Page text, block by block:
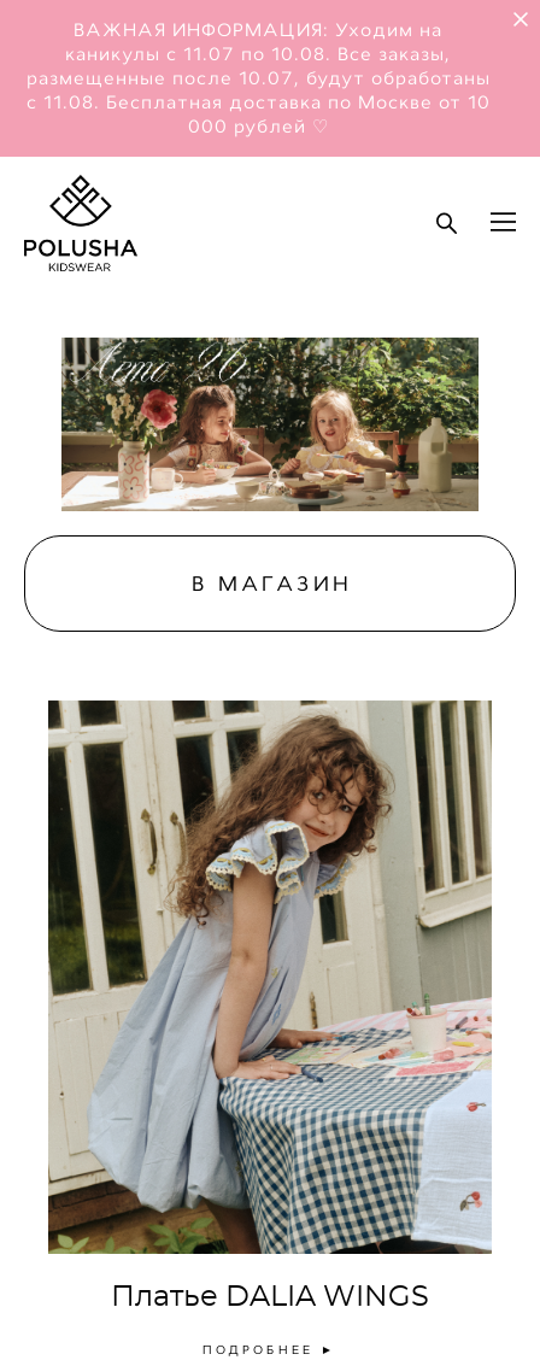
ВАЖНАЯ ИНФОРМАЦИЯ: Уходим на
каникулы с 11.07 по 10.08. Все заказы,
размещенные после 10.07, будут обработаны
с 11.08. Бесплатная доставка по Москве от 10
000 рублей ♡
В МАГАЗИН
Платье DALIA WINGS
ПОДРОБНЕЕ ►